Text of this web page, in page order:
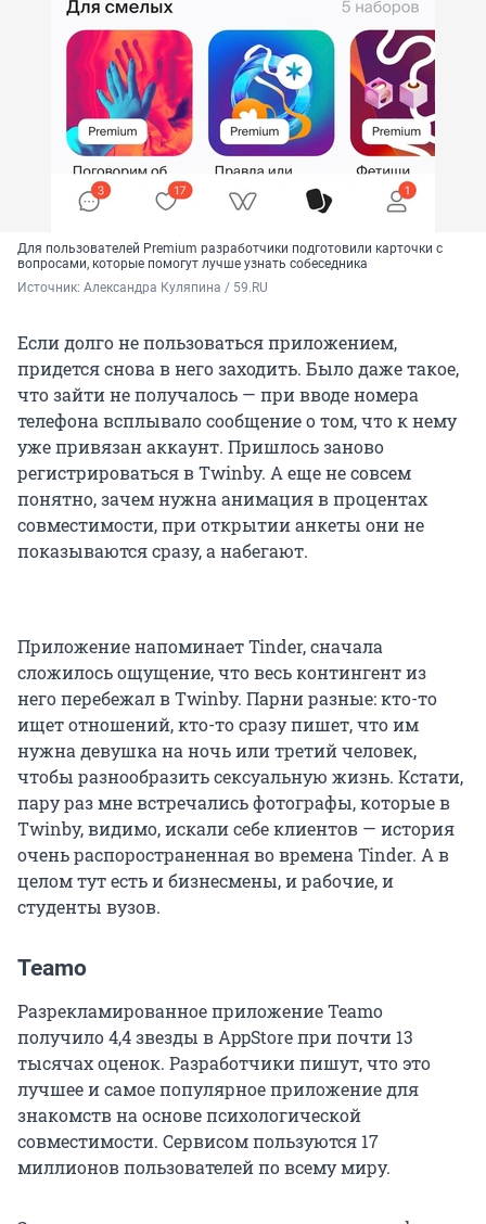
Для пользователей Premium разработчики подготовили карточки с
вопросами, которые помогут лучше узнать собеседника
Источник: Александра Куляпина / 59.RU
Если долго не пользоваться приложением,
придется снова в него заходить. Было даже такое,
что зайти не получалось — при вводе номера
телефона всплывало сообщение о том, что к нему
уже привязан аккаунт. Пришлось заново
регистрироваться в Twinby. А еще не совсем
понятно, зачем нужна анимация в процентах
совместимости, при открытии анкеты они не
показываются сразу, а набегают.
Приложение напоминает Tinder, сначала
сложилось ощущение, что весь контингент из
него перебежал в Twinby. Парни разные: кто-то
ищет отношений, кто-то сразу пишет, что им
нужна девушка на ночь или третий человек,
чтобы разнообразить сексуальную жизнь. Кстати,
пару раз мне встречались фотографы, которые в
Twinby, видимо, искали себе клиентов — история
очень распоространенная во времена Tinder. А в
целом тут есть и бизнесмены, и рабочие, и
студенты вузов.
Teamo
Разрекламированное приложение Teamo
получило 4,4 звезды в AppStore при почти 13
тысячах оценок. Разработчики пишут, что это
лучшее и самое популярное приложение для
знакомств на основе психологической
совместимости. Сервисом пользуются 17
миллионов пользователей по всему миру.